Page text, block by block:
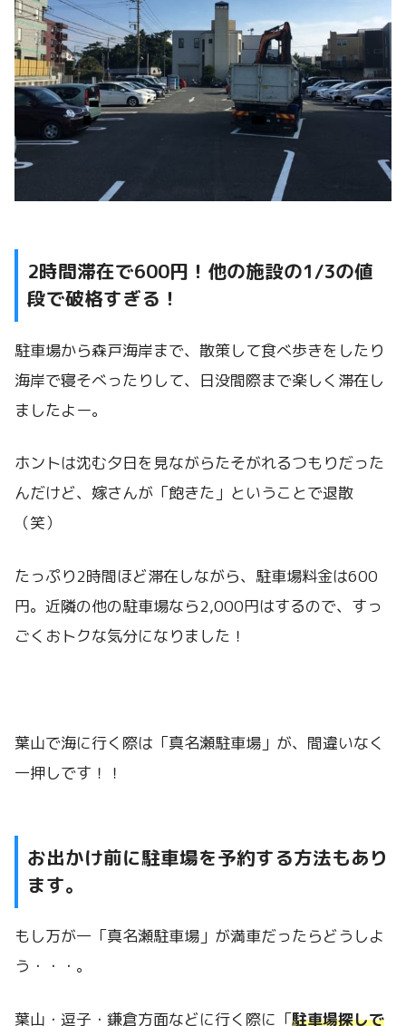
2時間滞在で600円！他の施設の1/3の値
段で破格すぎる！
駐車場から森戸海岸まで、散策して食べ歩きをしたり
海岸で寝そべったりして、日没間際まで楽しく滞在し
ましたよー。
ホントは沈む夕日を見ながらたそがれるつもりだった
んだけど、嫁さんが「飽きた」ということで退散
（笑）
たっぷり2時間ほど滞在しながら、駐車場料金は600
円。近隣の他の駐車場なら2,000円はするので、すっ
ごくおトクな気分になりました！
葉山で海に行く際は「真名瀬駐車場」が、間違いなく
一押しです！！
お出かけ前に駐車場を予約する方法もあり
ます。
もし万が一「真名瀬駐車場」が満車だったらどうしよ
う・・・。
葉山・逗子・鎌倉方面などに行く際に「駐車場探しで